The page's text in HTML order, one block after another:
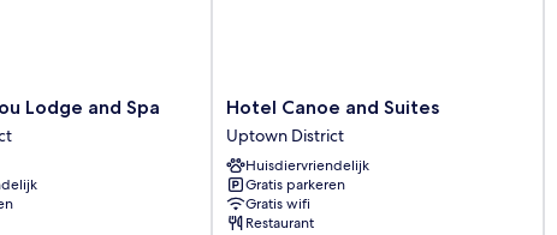
Lodge and Spa
Hotel
Canoe
and
Suites
Uptown
District
Hotel Canoe and Suites
Uptown District
Huisdiervriendelijk
Gratis parkeren
Gratis wifi
Restaurant